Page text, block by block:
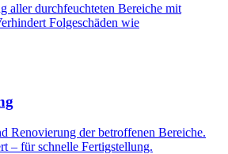
aller durchfeuchteten Bereiche mit
Folgeschäden wie
Renovierung der betroffenen Bereiche.
– für schnelle Fertigstellung.